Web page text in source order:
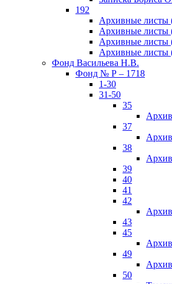
192
Архивные листы
Архивные листы
Архивные листы
Архивные листы
Фонд Васильева Н.В.
Фонд № Р – 1718
1-30
31-50
35
37
38
39
40
41
42
43
45
49
50